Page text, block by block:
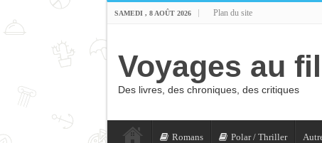
SAMEDI , 8 AOÛT 2026 Plan du site
Voyages au
Des livres, des chroniques, des critiques
Romans Polar / Thriller